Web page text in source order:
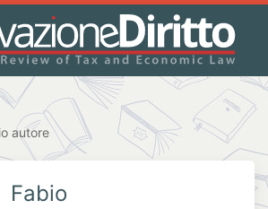
autore
Fabio